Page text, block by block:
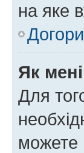
на яке
Догори
Як
Для
можете